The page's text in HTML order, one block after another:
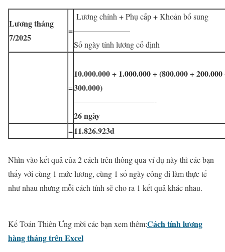
Lương tháng
7/2025
=
Lương chính + Phụ cấp + Khoản bổ sung
———————
Số ngày tính lương cố định
=
10.000.000 + 1.000.000 + (800.000 + 200.000
300.000)
——————————-
26 ngày
=11.826.923đ
Nhìn vào kết quả của 2 cách trên thông qua ví dụ này thì các bạn
thấy với cùng 1 mức lương, cùng 1 số ngày công đi làm thực tế
như nhau nhưng mỗi cách tính sẽ cho ra 1 kết quả khác nhau.
Kế Toán Thiên Ưng mời các bạn xem thêm:Cách tính lương
hàng tháng trên Excel